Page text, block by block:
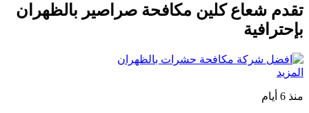
تقدم شعاع كلين مكافحة صراصير بالظهران
بإحترافية
المزيد
منذ 6 أيام